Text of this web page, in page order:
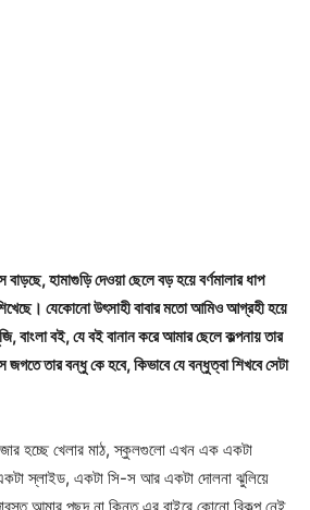
হামাগুড়ি দেওয়া ছেলে বড় হয়ে বর্ণমালার ধাপ
যেকোনো উৎসাহী বাবার মতো আমিও আগ্রহী হয়ে
বাংলা বই, যে বই বানান করে আমার ছেলে কল্পনায় তার
জগতে তার বন্ধু কে হবে, কিভাবে যে বন্ধুত্বা শিখবে সেটা
হচ্ছে খেলার মাঠ, স্কুলগুলো এখন এক একটা
স্লাইড, একটা সি-স আর একটা দোলনা ঝুলিয়ে